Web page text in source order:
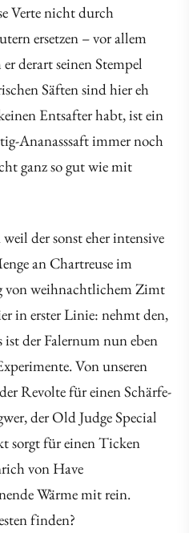
Verte nicht durch
ersetzen – vor allem
derart seinen Stempel
Säften sind hier eh
Entsafter habt, ist ein
Ananasssaft immer noch
ganz so gut wie mit
der sonst eher intensive
an Chartreuse im
von weihnachtlichem Zimt
in erster Linie: nehmt den,
der Falernum nun eben
Von unseren
Revolte für einen Schärfe-
der Old Judge Special
sorgt für einen Ticken
von Have
Wärme mit rein.
finden?